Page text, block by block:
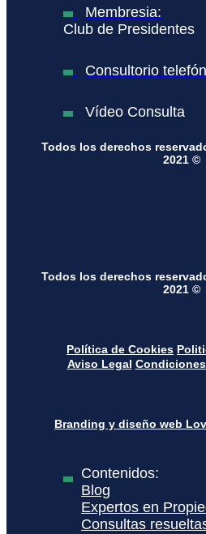
Membresia:
Club de Presidentes
Consultorio
Vídeo Consulta
Todos los derechos
2021 ©
Todos los derechos
2021 ©
Política de Cookies
Aviso Legal
Branding y diseño web
Contenidos:
Blog
Expertos en
Consultas